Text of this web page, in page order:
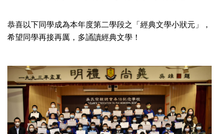
恭喜以下同學成為本年度第二學段之「經典文學小狀元」，
希望同學再接再厲，多誦讀經典文學！